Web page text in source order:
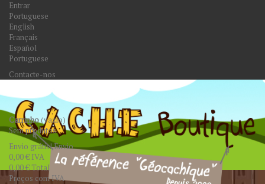
Entrar
Portuguese
English
Français
Español
Portuguese
Contacte-nos
Carrinho(vazio)
Sem produtos
Envio grátis!Envio
0,00 € IVA
0,00 €Total
Preços com IVA